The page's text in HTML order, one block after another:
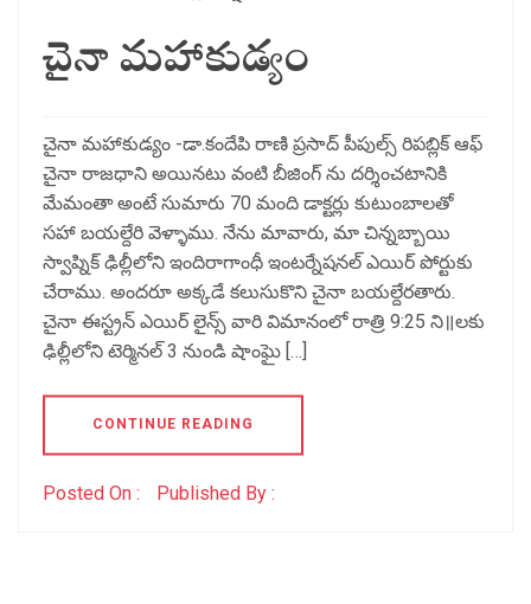
చైనా మహాకుడ్యం
చైనా మహాకుడ్యం -డా.కందేపి రాణి ప్రసాద్ పీపుల్స్ రిపబ్లిక్ ఆఫ్
చైనా రాజధాని అయినటు వంటి బీజింగ్ ను దర్శించటానికి
మేమంతా అంటే సుమారు 70 మంది డాక్టర్లు కుటుంబాలతో
సహా బయల్దేరి వెళ్ళాము. నేను మావారు, మా చిన్నబ్బాయి
స్వాప్నిక్ ఢిల్లీలోని ఇందిరాగాంధీ ఇంటర్నేషనల్ ఎయిర్ పోర్టుకు
చేరాము. అందరూ అక్కడే కలుసుకొని చైనా బయల్దేరతారు.
చైనా ఈస్ట్రన్ ఎయిర్ లైన్స్ వారి విమానంలో రాత్రి 9:25 ని॥లకు
ఢిల్లీలోని టెర్మినల్ 3 నుండి షాంఘై […]
CONTINUE READING
Posted On : Published By :